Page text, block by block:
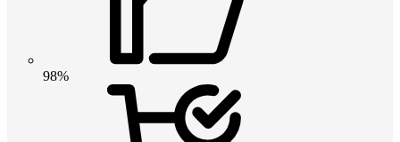
98%